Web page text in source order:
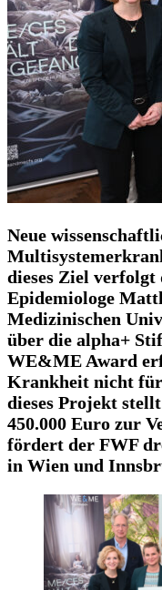
Neue
dieses Ziel
Epidemiologe
Medizinischen
über die alpha+
WE&ME Award
Krankheit nicht
dieses Projekt
450.000 Euro zur
fördert der FWF
in Wien und